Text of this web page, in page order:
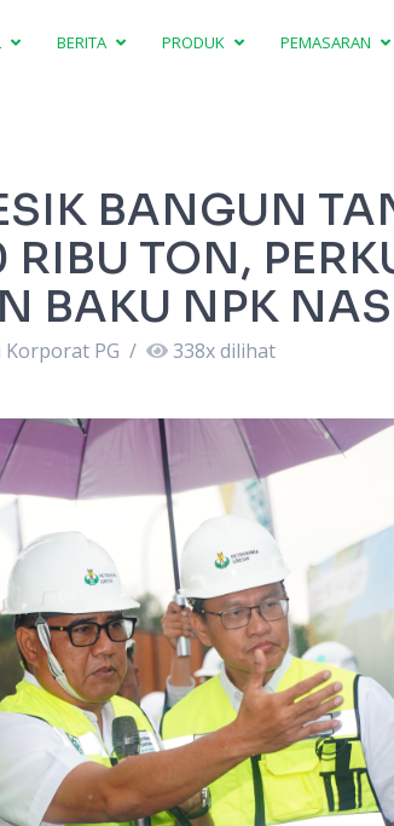
BERITA PRODUK PEMASARAN
BANGUN
TON,
BAKU NPK
PG / 338x dilihat